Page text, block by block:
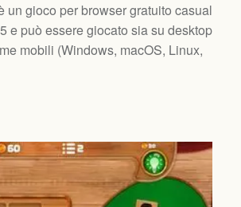
un gioco per browser gratuito casual
e può essere giocato sia su desktop
mobili (Windows, macOS, Linux,